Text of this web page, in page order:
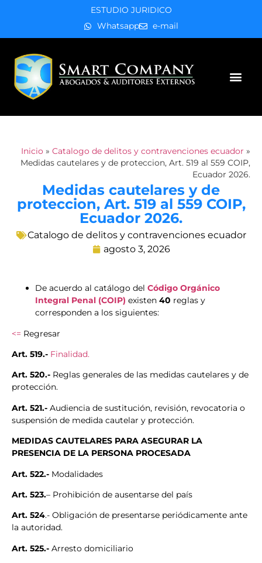
ESTUDIO JURIDICO
Whatsapp
e-mail
Inicio » Catalogo de delitos y contravenciones ecuador »
Medidas cautelares y de proteccion, Art. 519 al 559 COIP,
Ecuador 2026.
Medidas cautelares y de
proteccion, Art. 519 al 559 COIP,
Ecuador 2026.
Catalogo de delitos y contravenciones ecuador
agosto 3, 2026
De acuerdo al catálogo del Código Orgánico
Integral Penal (COIP) existen 40 reglas y
corresponden a los siguientes:
<= Regresar
Art. 519.- Finalidad.
Art. 520.- Reglas generales de las medidas cautelares y de
protección.
Art. 521.- Audiencia de sustitución, revisión, revocatoria o
suspensión de medida cautelar y protección.
MEDIDAS CAUTELARES PARA ASEGURAR LA
PRESENCIA DE LA PERSONA PROCESADA
Art. 522.- Modalidades
Art. 523.– Prohibición de ausentarse del país
Art. 524.- Obligación de presentarse periódicamente ante
la autoridad.
Art. 525.- Arresto domiciliario